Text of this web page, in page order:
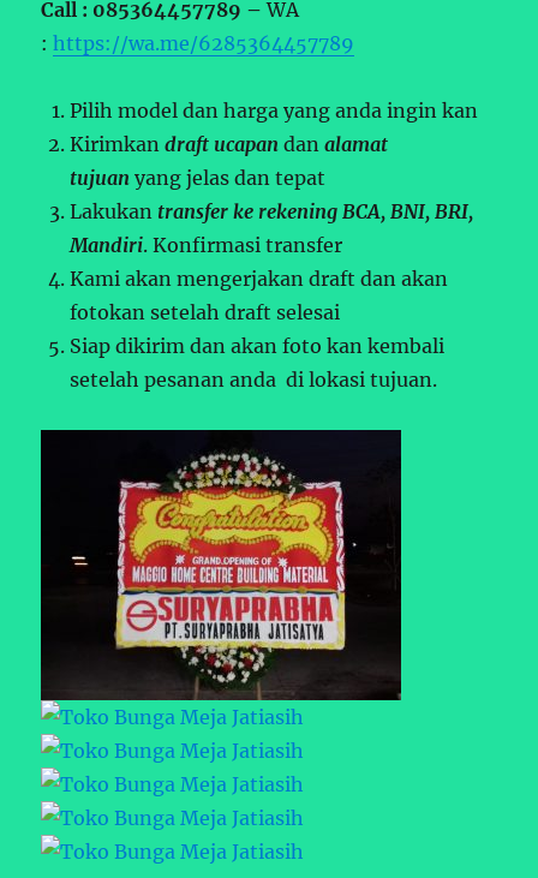
Call : 085364457789 –WA
:https://wa.me/6285364457789
Pilih model dan harga yang anda ingin kan
Kirimkandraft ucapan danalamat
tujuan yang jelas dan tepat
Lakukan transfer ke rekening BCA, BNI, BRI,
Mandiri. Konfirmasi transfer
Kami akan mengerjakan draft dan akan
fotokan setelah draft selesai
Siap dikirim dan akan foto kan kembali
setelah pesanan anda di lokasi tujuan.